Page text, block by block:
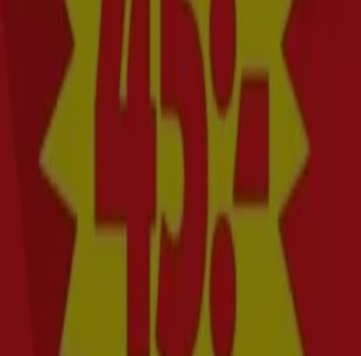
Besök vår webbplats och upptäck varför vi är det
föredragna valet för tusentals användare som inte bara
vill spara pengar, utan också investera i varumärken som
förbättrar deras livskvalitet. Oavsett vad du letar efter
har vi de bästa erbjudandena och kampanjerna redo för
Ta chansen att köpa Prima till oslagbara priser. Kom ihåg
att våra erbjudanden är tidsbegränsade och uppdateras
ständigt för att ge dig de mest eftertraktade
varumärkena på marknaden. Missa inte möjligheten att
få tag på Prima du alltid har velat ha till bästa pris!
Snabbkoll på erbjudanden på Prima